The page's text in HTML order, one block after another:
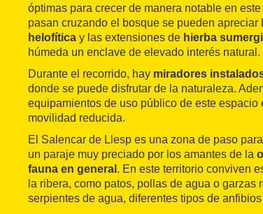
óptimas para crecer de manera notable en
pasan cruzando el bosque se pueden apreciar
helofítica y las extensiones de hierba
húmeda un enclave de elevado interés natural.
Durante el recorrido, hay miradores
donde se puede disfrutar de la naturaleza.
equipamientos de uso público de este espacio
movilidad reducida.
El Salencar de Llesp es una zona de paso
un paraje muy preciado por los amantes de la
fauna en general . En este territorio conviven
la ribera, como patos, pollas de agua o garzas
serpientes de agua, diferentes tipos de